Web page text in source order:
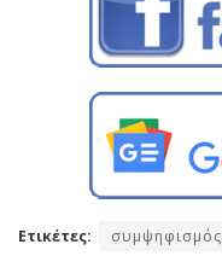
Ετικέτες: συμψηφισμός